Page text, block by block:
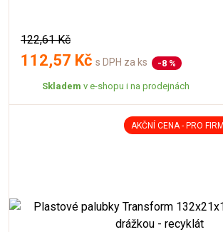
122,61 Kč
112,57 Kč s DPH za ks -8 %
Skladem v e-shopu i na prodejnách
AKČNÍ CENA - PRO